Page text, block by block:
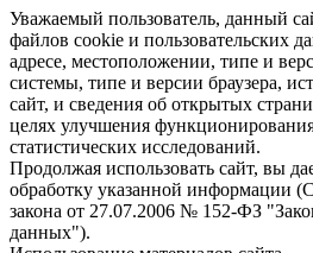
Уважаемый пользователь, данный
файлов cookie и пользовательских
адресе, местоположении, типе и
системы, типе и версии браузера,
сайт, и сведения об открытых
целях улучшения
статистических исследований.
Продолжая использовать сайт, вы
обработку указанной информации
закона от 27.07.2006 № 152-ФЗ
данных").